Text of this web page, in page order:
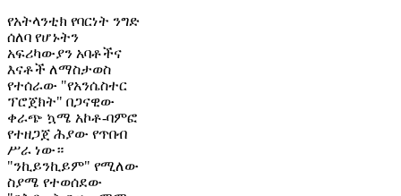
የአትላንቲክ የባርነት ንግድ
ሰለባ የሆኑትን
አፍሪካውያን አባቶችና
እናቶች ለማስታወስ
የተሰራው "የአንሴስተር
ፕሮጀክት" በጋናዊው
ቀራጭ ኳሜ አኮቶ-ባምፎ
የተዘጋጀ ሕያው የጥበብ
ሥራ ነው።
"ንኪይንኪይም" የሚለው
ስያሜ የተወሰደው